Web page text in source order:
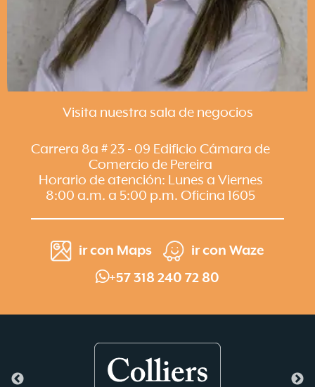
Visita nuestra sala de negocios
Carrera 8a # 23 - 09 Edificio Cámara de
Comercio de Pereira
Horario de atención: Lunes a Viernes
8:00 a.m. a 5:00 p.m. Oficina 1605
ir con Maps ir con Waze
+57 318 240 72 80